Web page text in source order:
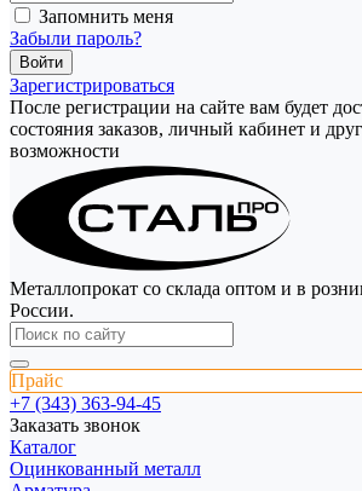
Запомнить меня
Забыли пароль?
Зарегистрироваться
После регистрации на сайте вам будет
состояния заказов, личный кабинет и
возможности
Металлопрокат со склада оптом и в
России.
Прайс
+7 (343) 363-94-45
Заказать звонок
Каталог
Оцинкованный металл